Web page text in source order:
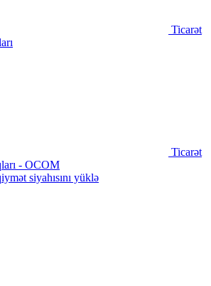
Ticarət
Ticarət
- OCOM
siyahısını yüklə